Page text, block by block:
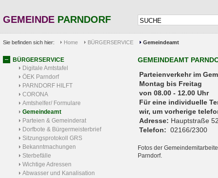
GEMEINDE PARNDORF
Sie befinden sich hier: Home BÜRGERSERVICE Gemeindeamt
BÜRGERSERVICE
Digitale Amtstafel
ÖEK Parndorf
PARNDORF HILFT
CORONA
Amtshelfer/ Formulare
Gemeindeamt
Parteien & Gemeinderat
Dorfbote & Bürgermeisterbrief
Sitzungsprotokoll GRS
Bekanntmachungen
Sterbefälle
Wichtige Adressen
Abwasser und Kanalisation
GEMEINDEAMT
Parteienverkehr
Montag bis Freitag
von 08.00 - 12.00 Uhr
Für eine individuelle
wir, um vorherige
Adresse: Hauptstraße
Telefon: 02166/2300
Fotos der
Parndorf.